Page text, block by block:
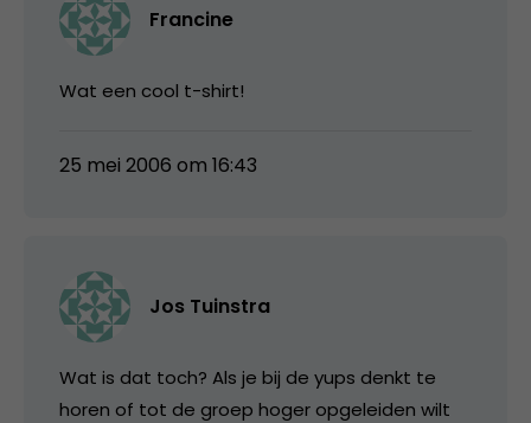
Francine
Wat een cool t-shirt!
25 mei 2006 om 16:43
Jos Tuinstra
Wat is dat toch? Als je bij de yups denkt te
horen of tot de groep hoger opgeleiden wilt